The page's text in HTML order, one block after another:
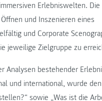
Erlebniswelten. Die
und Inszenieren eines
und Corporate
jeweilige Zielgruppe zu
Analysen bestehender
und international, wurde
sowie „Was ist die